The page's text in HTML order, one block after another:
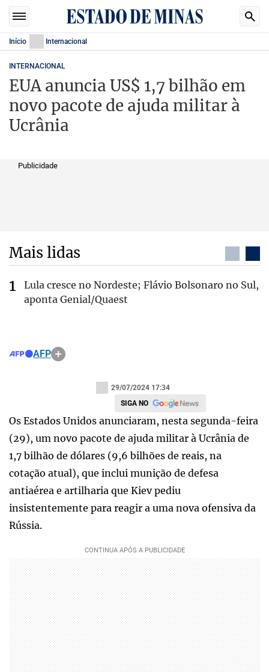
Início Internacional
INTERNACIONAL
EUA anuncia US$ 1,7 bilhão em
novo pacote de ajuda militar à
Ucrânia
Publicidade
Mais lidas
Lula cresce no Nordeste; Flávio Bolsonaro no Sul,
aponta Genial/Quaest
AFP
29/07/2024 17:34
SIGA NO
Os Estados Unidos anunciaram, nesta segunda-feira
(29), um novo pacote de ajuda militar à Ucrânia de
1,7 bilhão de dólares (9,6 bilhões de reais, na
cotação atual), que inclui munição de defesa
antiaérea e artilharia que Kiev pediu
insistentemente para reagir a uma nova ofensiva da
Rússia.